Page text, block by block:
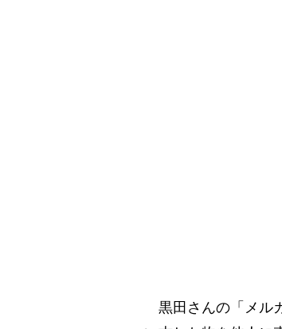
黒田さんの「メル